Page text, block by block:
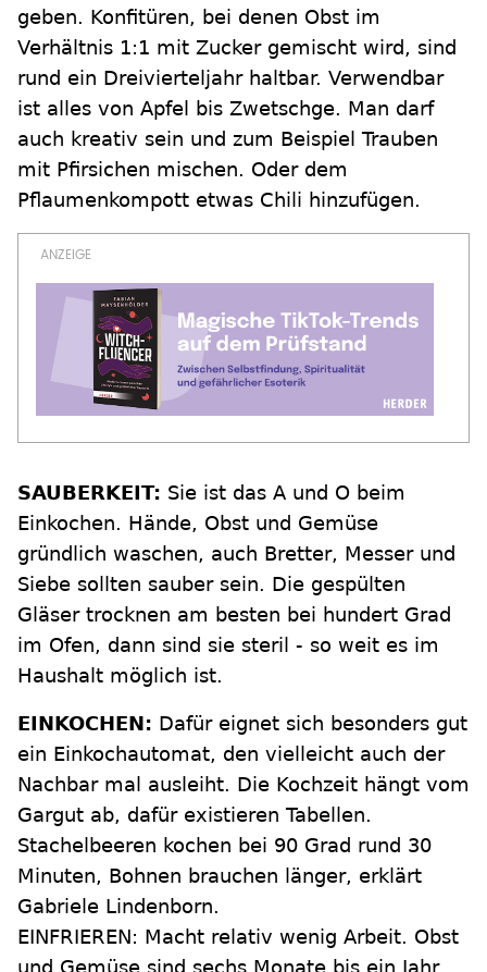
geben. Konfitüren, bei denen Obst im
Verhältnis 1:1 mit Zucker gemischt wird, sind
rund ein Dreivierteljahr haltbar. Verwendbar
ist alles von Apfel bis Zwetschge. Man darf
auch kreativ sein und zum Beispiel Trauben
mit Pfirsichen mischen. Oder dem
Pflaumenkompott etwas Chili hinzufügen.
SAUBERKEIT: Sie ist das A und O beim
Einkochen. Hände, Obst und Gemüse
gründlich waschen, auch Bretter, Messer und
Siebe sollten sauber sein. Die gespülten
Gläser trocknen am besten bei hundert Grad
im Ofen, dann sind sie steril - so weit es im
Haushalt möglich ist.
EINKOCHEN: Dafür eignet sich besonders gut
ein Einkochautomat, den vielleicht auch der
Nachbar mal ausleiht. Die Kochzeit hängt vom
Gargut ab, dafür existieren Tabellen.
Stachelbeeren kochen bei 90 Grad rund 30
Minuten, Bohnen brauchen länger, erklärt
Gabriele Lindenborn.
EINFRIEREN: Macht relativ wenig Arbeit. Obst
und Gemüse sind sechs Monate bis ein Jahr